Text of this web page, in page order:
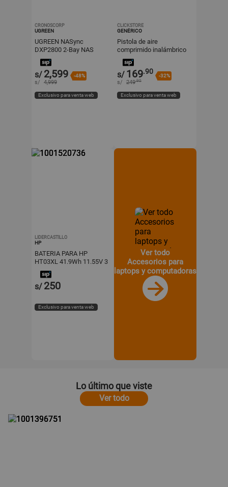
CRONOSCORP
UGREEN
UGREEN NASync
DXP2800 2-Bay NAS
Enclosure 2.5GbE HDMI
4K - 25242
s/ 2,599 -48%
s/ 4,999
Exclusivo para venta web
CLICKSTORE
GENÉRICO
Pistola de aire
comprimido inalámbrico
para PC Laptop y demas
usos
s/ 169.90
-32%
s/ 249.90
Exclusivo para venta web
LIDERCASTILLO
HP
BATERIA PARA HP
HT03XL 41.9Wh 11.55V 3
CELDAS
s/ 250
Exclusivo para venta web
Ver todo
Accesorios para
laptops y computadoras
Lo último que viste
Ver todo